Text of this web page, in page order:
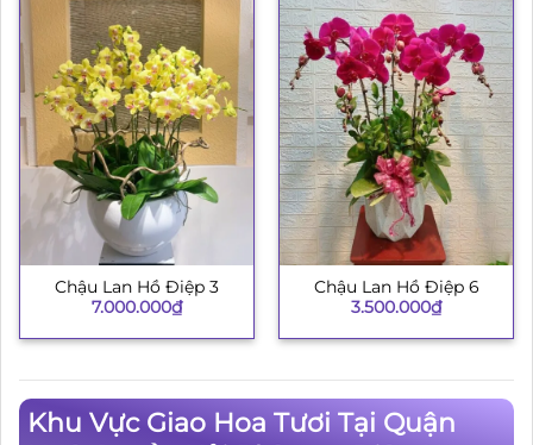
Chậu Lan Hồ Điệp 3
7.000.000₫
Chậu Lan Hồ Điệp 6
3.500.000₫
Khu Vực Giao Hoa Tươi Tại Quận